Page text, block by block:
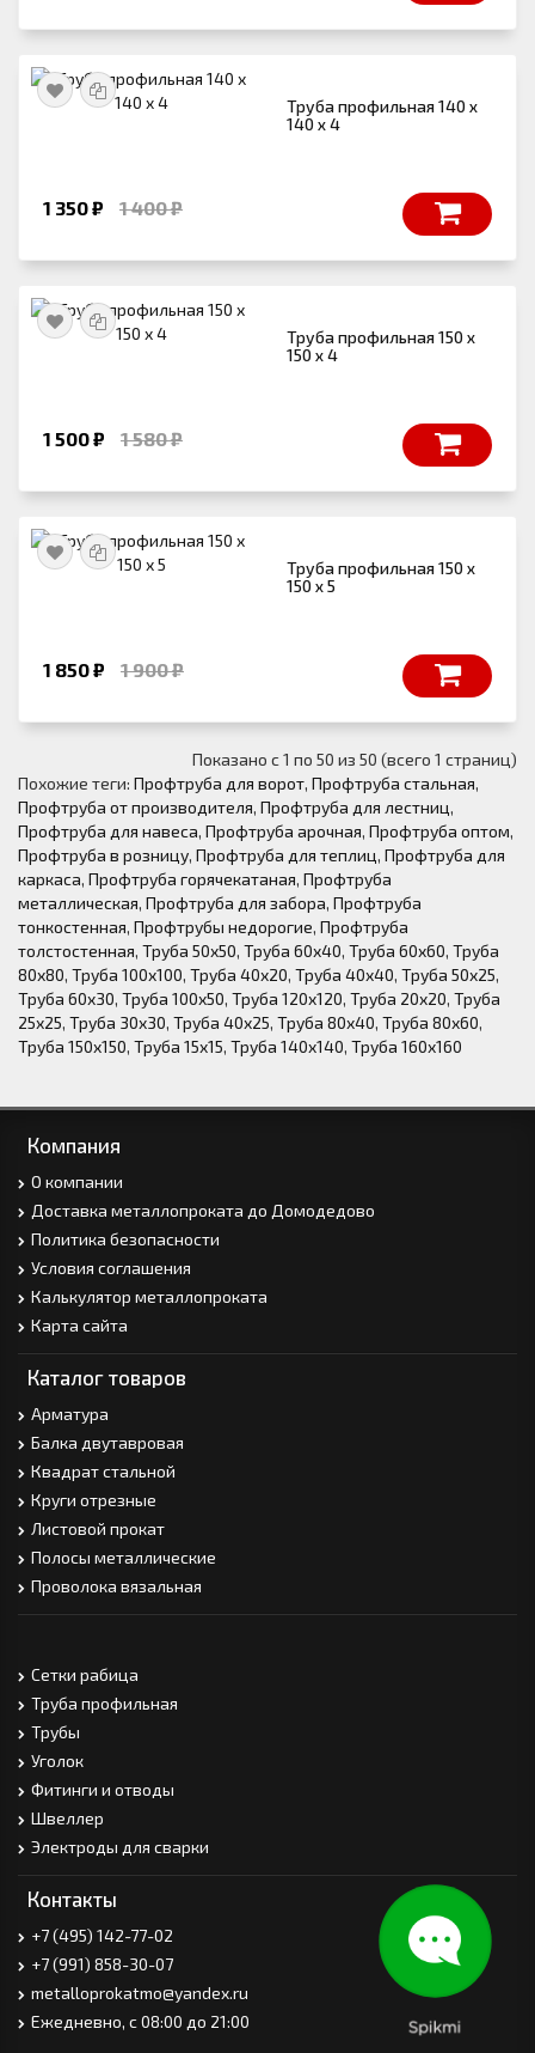
Труба профильная 140 х
140 x 4
1 350 ₽ 1 400 ₽
Труба профильная 150 х
150 х 4
1 500 ₽ 1 580 ₽
Труба профильная 150 х
150 х 5
1 850 ₽ 1 900 ₽
Показано с 1 по 50 из 50 (всего 1 страниц)
Похожие теги: Профтруба для ворот, Профтруба стальная,
Профтруба от производителя, Профтруба для лестниц,
Профтруба для навеса, Профтруба арочная, Профтруба оптом,
Профтруба в розницу, Профтруба для теплиц, Профтруба для
каркаса, Профтруба горячекатаная, Профтруба
металлическая, Профтруба для забора, Профтруба
тонкостенная, Профтрубы недорогие, Профтруба
толстостенная, Труба 50х50, Труба 60х40, Труба 60х60, Труба
80х80, Труба 100х100, Труба 40х20, Труба 40х40, Труба 50х25,
Труба 60х30, Труба 100х50, Труба 120х120, Труба 20х20, Труба
25х25, Труба 30х30, Труба 40х25, Труба 80х40, Труба 80х60,
Труба 150х150, Труба 15х15, Труба 140х140, Труба 160х160
Компания
О компании
Доставка металлопроката до Домодедово
Политика безопасности
Условия соглашения
Калькулятор металлопроката
Карта сайта
Каталог товаров
Арматура
Балка двутавровая
Квадрат стальной
Круги отрезные
Листовой прокат
Полосы металлические
Проволока вязальная
Сетки рабица
Труба профильная
Трубы
Уголок
Фитинги и отводы
Швеллер
Электроды для сварки
Контакты
+7 (495) 142-77-02
+7 (991) 858-30-07
metalloprokatmo@yandex.ru
Ежедневно, с 08:00 до 21:00